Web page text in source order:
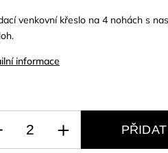
venkovní křeslo na 4 nohách s
informace